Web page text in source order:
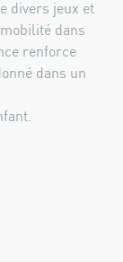
divers jeux et
dans
renforce
dans un